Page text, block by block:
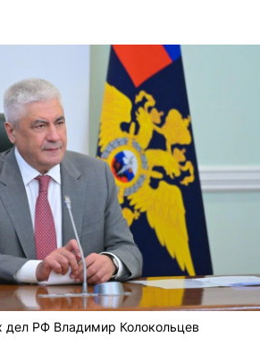
дел РФ Владимир Колокольцев